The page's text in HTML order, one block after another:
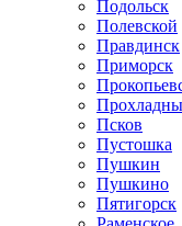
Подольск
Полевской
Правдинск
Приморск
Псков
Пустошка
Пушкин
Пушкино
Пятигорск